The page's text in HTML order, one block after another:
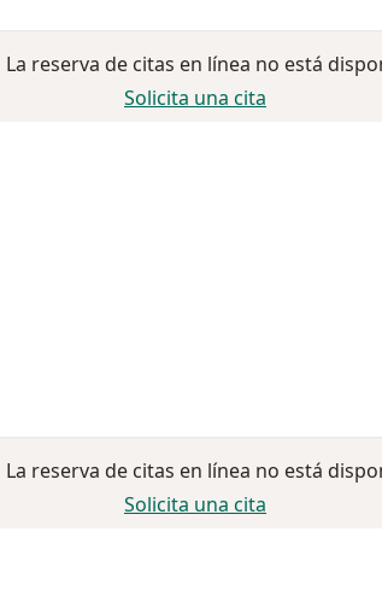
La reserva de citas en línea no está
Solicita una cita
La reserva de citas en línea no está
Solicita una cita